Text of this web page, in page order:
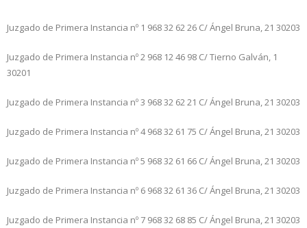
Juzgado de Primera Instancia nº 1 968 32 62 26 C/ Ángel Bruna, 21 30203
Juzgado de Primera Instancia nº 2 968 12 46 98 C/ Tierno Galván, 1
30201
Juzgado de Primera Instancia nº 3 968 32 62 21 C/ Ángel Bruna, 21 30203
Juzgado de Primera Instancia nº 4 968 32 61 75 C/ Ángel Bruna, 21 30203
Juzgado de Primera Instancia nº 5 968 32 61 66 C/ Ángel Bruna, 21 30203
Juzgado de Primera Instancia nº 6 968 32 61 36 C/ Ángel Bruna, 21 30203
Juzgado de Primera Instancia nº 7 968 32 68 85 C/ Ángel Bruna, 21 30203